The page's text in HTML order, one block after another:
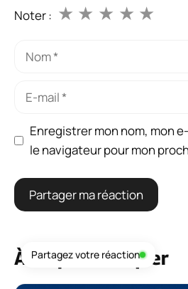
Noter : ★
★
★
★
★
Nom
Enregistrer mon nom, mon
le navigateur pour mon
À ne pas manquer
Partagez votre réaction